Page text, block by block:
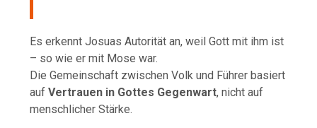
Es erkennt Josuas Autorität an, weil Gott mit ihm ist
– so wie er mit Mose war.
Die Gemeinschaft zwischen Volk und Führer basiert
aufVertrauen in Gottes Gegenwart, nicht auf
menschlicher Stärke.